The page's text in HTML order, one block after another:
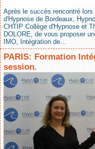
Après le succès rencontré
d'Hypnose de Bordeaux,
CHTIP Collège d'Hypnose et
DOLORE, de vous proposer
IMO, Intégration de...
PARIS: Formation
session.